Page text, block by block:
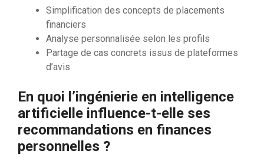
Simplification des concepts de placements
financiers
Analyse personnalisée selon les profils
Partage de cas concrets issus de plateformes
d’avis
En quoi l’ingénierie en intelligence
artificielle influence-t-elle ses
recommandations en finances
personnelles ?